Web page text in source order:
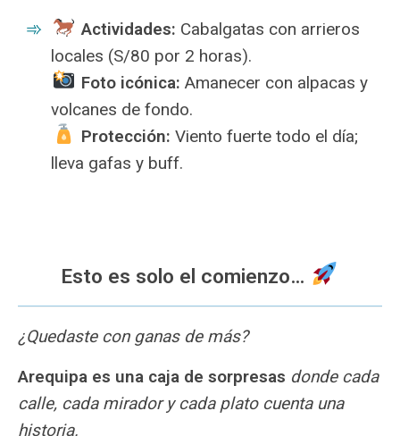
Actividades: Cabalgatas con arrieros
locales (S/80 por 2 horas).
Foto icónica: Amanecer con alpacas y
volcanes de fondo.
Protección: Viento fuerte todo el día;
lleva gafas y buff.
Esto es solo el comienzo…
¿Quedaste con ganas de más?
Arequipa es una caja de sorpresas donde cada
calle, cada mirador y cada plato cuenta una
historia.